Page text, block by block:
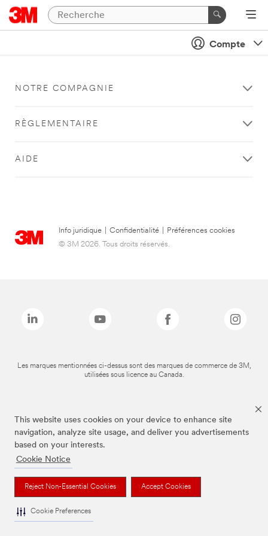
This website uses cookies on your device to enhance site
navigation, analyze site usage, and deliver you advertisements
based on your interests.
Cookie Notice
Reject Non-Essential Cookies Accept Cookies
Cookie Preferences
Compte
NOTRE COMPAGNIE
RÈGLEMENTAIRE
AIDE
Info juridique Confidentialité
Préférences cookies
© 3M 2026. Tous droits réservés.
Les marques mentionnées ci-dessus sont des marques de commerce de 3M,
utilisées sous licence au Canada.